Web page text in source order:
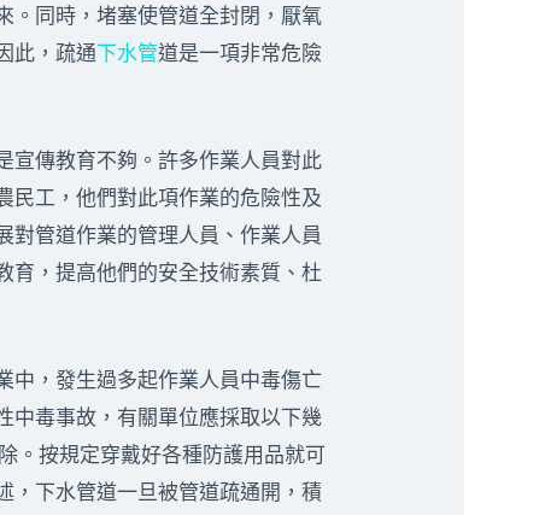
。同時，堵塞使管道全封閉，厭氧
此，疏通下水管道是一項非常危險
傳教育不夠。許多作業人員對此
民工，他們對此項作業的危險性及
對管道作業的管理人員、作業人員
育，提高他們的安全技術素質、杜
，發生過多起作業人員中毒傷亡
中毒事故，有關單位應採取以下幾
。按規定穿戴好各種防護用品就可
，下水管道一旦被管道疏通開，積